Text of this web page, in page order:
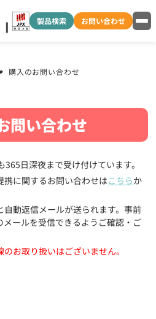
製品検索 お問い合わせ
購入のお問い合わせ
問い合わせ
365日深夜まで受け付けています。
に関するお問い合わせはこちらか
自動返信メールが送られます。事前
ールを受信できるようご確認・ご
お取り扱いはございません。